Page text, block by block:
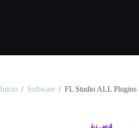
Inicio / Software / FL Studio ALL Plugins